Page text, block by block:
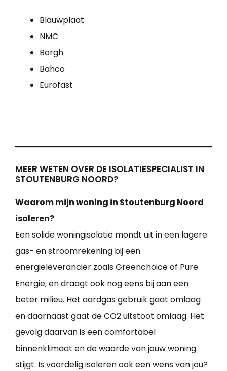
Blauwplaat
NMC
Borgh
Bahco
Eurofast
MEER WETEN OVER DE ISOLATIESPECIALIST IN
STOUTENBURG NOORD?
Waarom mijn woning in Stoutenburg Noord
isoleren?
Een solide woningisolatie mondt uit in een lagere
gas- en stroomrekening bij een
energieleverancier zoals Greenchoice of Pure
Energie, en draagt ook nog eens bij aan een
beter milieu. Het aardgas gebruik gaat omlaag
en daarnaast gaat de CO2 uitstoot omlaag. Het
gevolg daarvan is een comfortabel
binnenklimaat en de waarde van jouw woning
stijgt. Is voordelig isoleren ook een wens van jou?